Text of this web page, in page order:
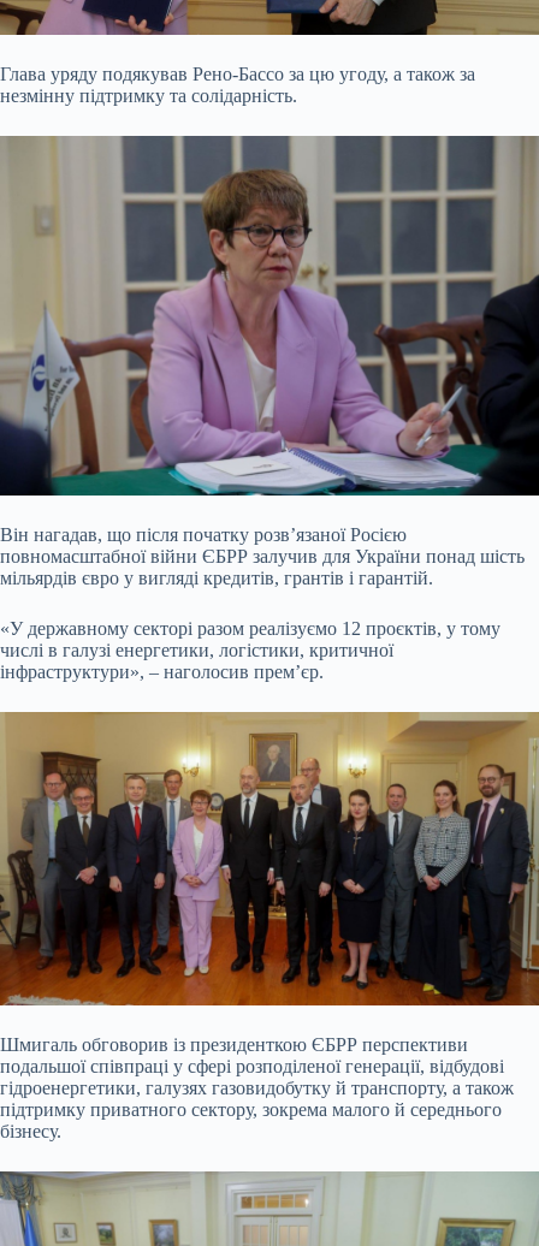
Глава уряду подякував Рено-Бассо за цю угоду, а також за
незмінну підтримку та солідарність.
Він нагадав, що після початку розв’язаної Росією
повномасштабної війни ЄБРР залучив для України понад шість
мільярдів євро у вигляді кредитів, грантів і гарантій.
«У державному секторі разом реалізуємо 12 проєктів, у тому
числі в галузі енергетики, логістики, критичної
інфраструктури», – наголосив прем’єр.
Шмигаль обговорив із президенткою ЄБРР перспективи
подальшої співпраці у сфері розподіленої генерації, відбудові
гідроенергетики, галузях газовидобутку й транспорту, а також
підтримку приватного сектору, зокрема малого й середнього
бізнесу.